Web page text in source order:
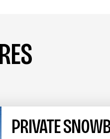
PRIVATE